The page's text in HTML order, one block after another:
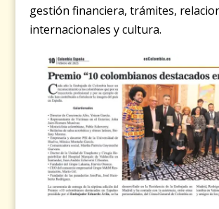
gestión financiera, trámites,
internacionales y cultura.